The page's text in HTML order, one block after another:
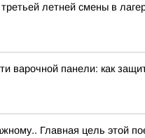
летней смены в
варочной панели: как
Главная цель этой